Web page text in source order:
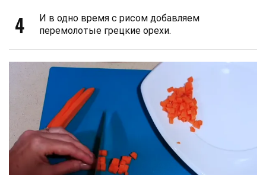
4
И в одно время с рисом добавляем
перемолотые грецкие орехи.